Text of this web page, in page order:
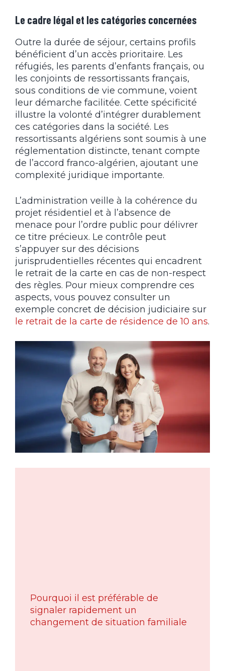
Le cadre légal et les catégories concernées
Outre la durée de séjour, certains profils
bénéficient d’un accès prioritaire. Les
réfugiés, les parents d’enfants français, ou
les conjoints de ressortissants français,
sous conditions de vie commune, voient
leur démarche facilitée. Cette spécificité
illustre la volonté d’intégrer durablement
ces catégories dans la société. Les
ressortissants algériens sont soumis à une
réglementation distincte, tenant compte
de l’accord franco-algérien, ajoutant une
complexité juridique importante.
L’administration veille à la cohérence du
projet résidentiel et à l’absence de
menace pour l’ordre public pour délivrer
ce titre précieux. Le contrôle peut
s’appuyer sur des décisions
jurisprudentielles récentes qui encadrent
le retrait de la carte en cas de non-respect
des règles. Pour mieux comprendre ces
aspects, vous pouvez consulter un
exemple concret de décision judiciaire sur
le retrait de la carte de résidence de 10 ans.
Pourquoi il est préférable de
signaler rapidement un
changement de situation familiale